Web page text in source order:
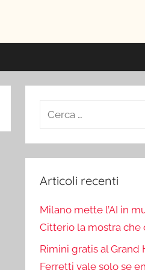
Ricerca
Articoli recenti
Milano mette l’AI in
Citterio la mostra che
Rimini gratis al Grand
Ferretti vale solo se